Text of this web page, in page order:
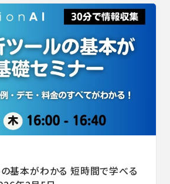
基本がわかる 短時間で学べる